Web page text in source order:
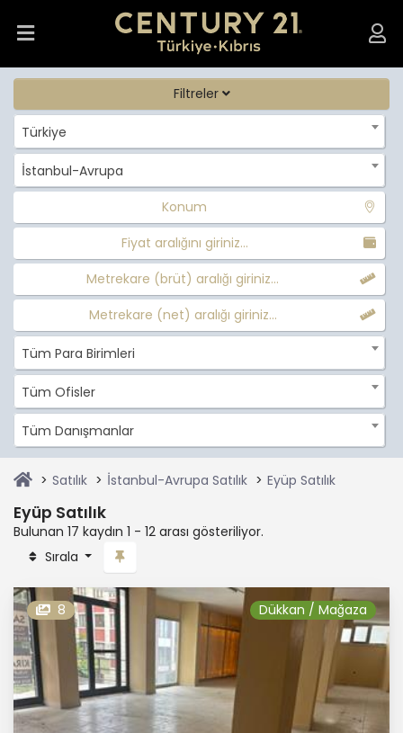
Filtreler
Türkiye
İstanbul-Avrupa
Konum
Fiyat aralığını giriniz...
Metrekare (brüt) aralığı giriniz...
Metrekare (net) aralığı giriniz...
Tüm Para Birimleri
Tüm Ofisler
Tüm Danışmanlar
Satılık İstanbul-Avrupa Satılık Eyüp Satılık
Eyüp Satılık
Bulunan 17 kaydın 1 - 12 arası gösteriliyor.
Sırala
8 Dükkan / Mağaza